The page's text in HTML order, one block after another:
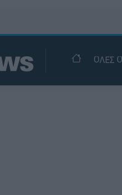
ΟΛΕΣ